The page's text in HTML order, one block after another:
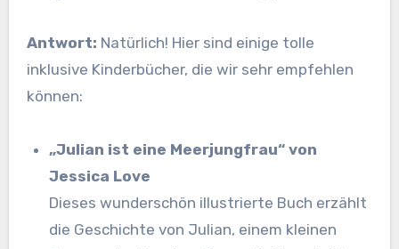
Antwort: Natürlich! Hier sind einige tolle
inklusive Kinderbücher, die wir sehr empfehlen
können:
„Julian ist eine Meerjungfrau“ von
Jessica Love
Dieses wunderschön illustrierte Buch erzählt
die Geschichte von Julian, einem kleinen